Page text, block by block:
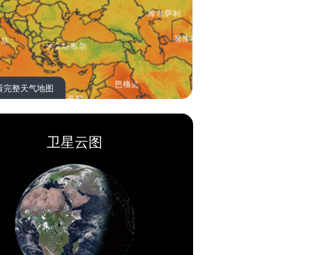
完整天气地图
卫星云图